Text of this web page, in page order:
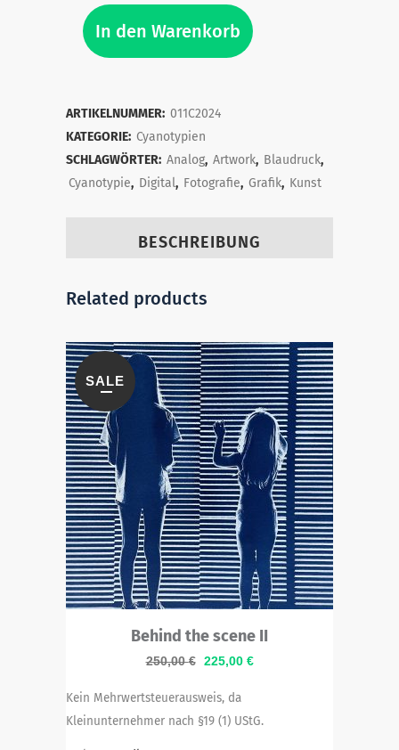
In den Warenkorb
ARTIKELNUMMER: 011C2024
KATEGORIE: Cyanotypien
SCHLAGWÖRTER: Analog, Artwork, Blaudruck,
Cyanotypie, Digital, Fotografie, Grafik, Kunst
BESCHREIBUNG
Related products
SALE
Behind the scene II
250,00€ Ursprünglicher
war:
250,00 €
225,00 €Aktueller
225,00 €.
Kein Mehrwertsteuerausweis, da
Kleinunternehmer nach §19 (1) UStG.